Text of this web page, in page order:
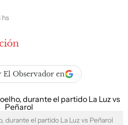
hs
El Observador en
durante el partido La Luz vs Peñarol